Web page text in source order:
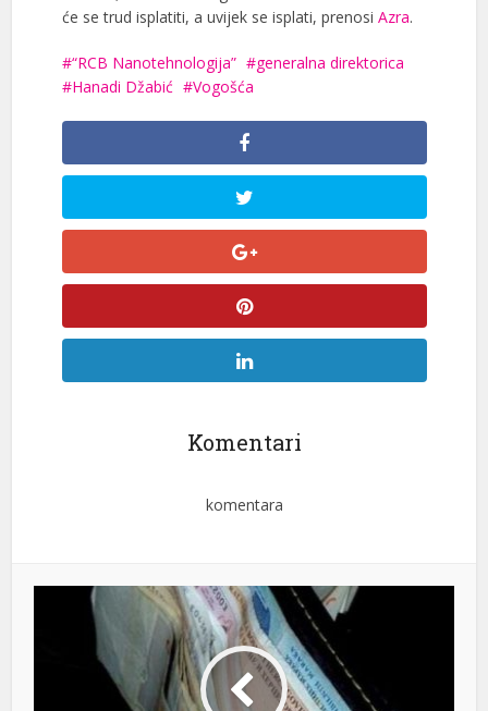
će se trud isplatiti, a uvijek se isplati, prenosi Azra.
“RCB Nanotehnologija”
generalna direktorica
Hanadi Džabić
Vogošća
Komentari
komentara